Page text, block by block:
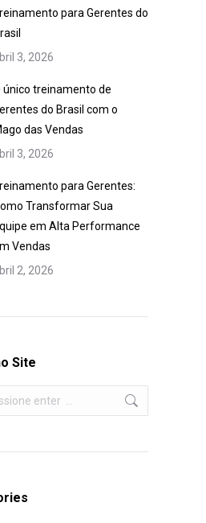
para Gerentes do
3, 2026
único treinamento de
do Brasil com o
das Vendas
3, 2026
para Gerentes:
Transformar Sua
em Alta Performance
Vendas
2, 2026
Site